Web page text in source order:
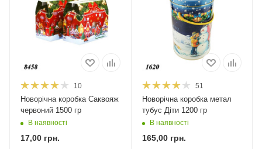
10
Новорічна коробка Саквояж
червоний 1500 гр
В наявності
17,00 грн.
51
Новорічна коробка метал
тубус Діти 1200 гр
В наявності
165,00грн.